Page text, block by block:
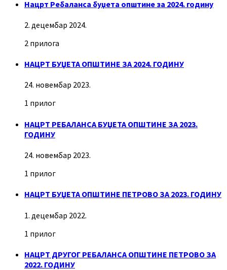
Нацрт Ребаланса буџета општине за 2024. годину
2. децембар 2024.
2 прилога
НАЦРТ БУЏЕТА ОПШТИНЕ ЗА 2024. ГОДИНУ
24. новембар 2023.
1 прилог
НАЦРТ РЕБАЛАНСА БУЏЕТА ОПШТИНЕ ЗА 2023.
ГОДИНУ
24. новембар 2023.
1 прилог
НАЦРТ БУЏЕТА ОПШТИНЕ ПЕТРОВО ЗА 2023. ГОДИНУ
1. децембар 2022.
1 прилог
НАЦРТ ДРУГОГ РЕБАЛАНСА ОПШТИНЕ ПЕТРОВО ЗА
2022. ГОДИНУ